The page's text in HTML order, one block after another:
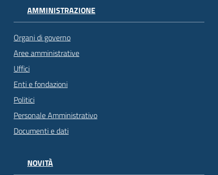
AMMINISTRAZIONE
Organi di governo
Aree amministrative
Uffici
Enti e fondazioni
Politici
Personale Amministrativo
Documenti e dati
NOVITÀ